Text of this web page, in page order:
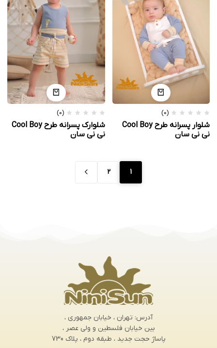
(0)
شلوار پسرانه طرح Cool Boy
نی نی سان
(0)
شلوارک پسرانه طرح Cool Boy
نی نی سان
1
2
آدرس: تهران ، خیابان جمهوری ،
بین خیابان فلسطین و ولی عصر ،
پاساژ حجت جدید ، طبقه دوم ، پلاک 730